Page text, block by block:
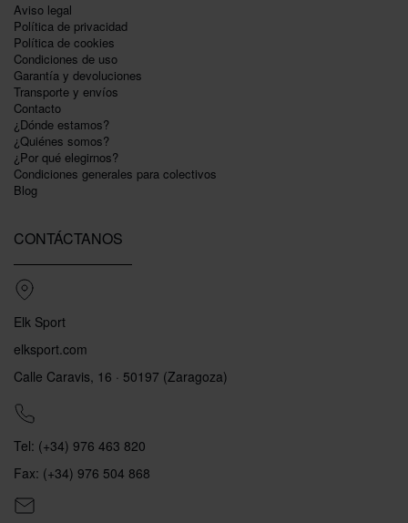
Aviso legal
Política de privacidad
Polí­tica de cookies
Condiciones de uso
Garantí­a y devoluciones
Transporte y envíos
Contacto
¿Dónde estamos?
¿Quiénes somos?
¿Por qué elegirnos?
Condiciones generales para colectivos
Blog
CONTÁCTANOS
Elk Sport
elksport.com
Calle Caravis, 16 · 50197 (Zaragoza)
Tel: (+34) 976 463 820
Fax: (+34) 976 504 868